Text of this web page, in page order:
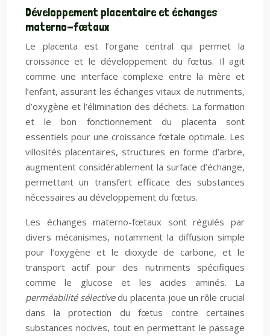
Développement placentaire et échanges
materno-fœtaux
Le placenta est l’organe central qui permet la
croissance et le développement du fœtus. Il agit
comme une interface complexe entre la mère et
l’enfant, assurant les échanges vitaux de nutriments,
d’oxygène et l’élimination des déchets. La formation
et le bon fonctionnement du placenta sont
essentiels pour une croissance fœtale optimale. Les
villosités placentaires, structures en forme d’arbre,
augmentent considérablement la surface d’échange,
permettant un transfert efficace des substances
nécessaires au développement du fœtus.
Les échanges materno-fœtaux sont régulés par
divers mécanismes, notamment la diffusion simple
pour l’oxygène et le dioxyde de carbone, et le
transport actif pour des nutriments spécifiques
comme le glucose et les acides aminés. La
perméabilité sélectivedu placenta joue un rôle crucial
dans la protection du fœtus contre certaines
substances nocives, tout en permettant le passage